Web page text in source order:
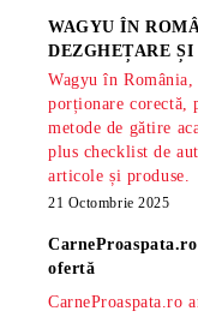
WAGYU ÎN
DEZGHEȚARE
Wagyu în
porționare corectă,
metode de gătire
plus checklist de
articole și produse.
21 Octombrie 2025
ofertă
CarneProaspata.ro